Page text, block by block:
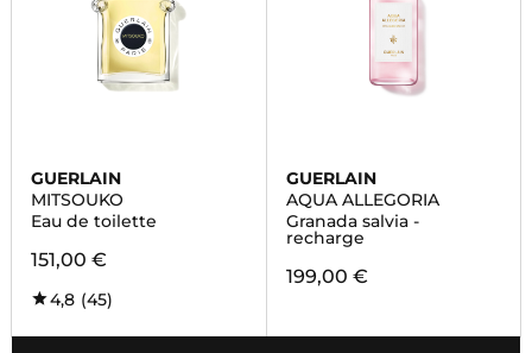
GUERLAIN
MITSOUKO
Eau de toilette
151,00 €
4,8 (45)
GUERLAIN
AQUA ALLEGORIA
Granada salvia -
recharge
199,00 €